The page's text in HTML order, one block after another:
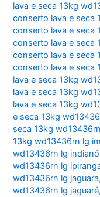
lava e seca 13kg
conserto lava e seca
conserto lava e seca
conserto lava e seca
conserto lava e seca
conserto lava e seca
lava e seca 13kg
lava e seca 13kg
lava e seca 13kg
e seca 13kg
seca 13kg
13kg wd13436rn lg
wd13436rn lg
wd13436rn lg
wd13436rn lg jaguara
wd13436rn lg jaguaré